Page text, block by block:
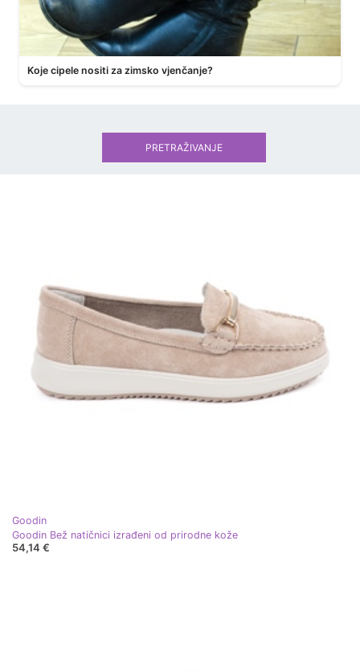
Koje cipele nositi za zimsko vjenčanje?
Goodin
Goodin Bež natičnici izrađeni od prirodne kože
54,14 €
PRETRAŽIVANJE